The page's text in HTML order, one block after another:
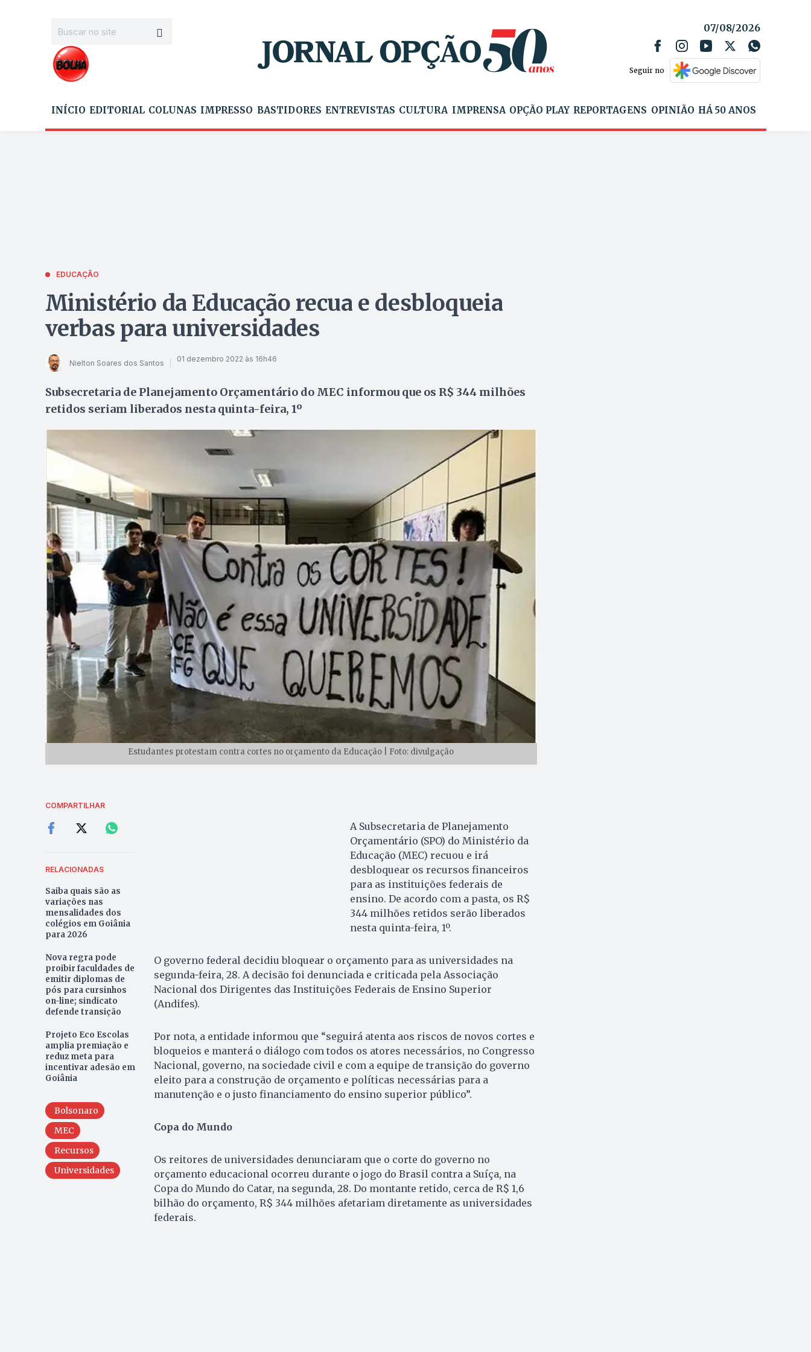
07/08/2026
Seguir no
INÍCIO EDITORIAL COLUNAS IMPRESSO BASTIDORES ENTREVISTAS CULTURA IMPRENSA OPÇÃO PLAY REPORTAGENS OPINIÃO HÁ 50 ANOS
EDUCAÇÃO
Ministério da Educação recua e desbloqueia
verbas para universidades
Nielton Soares dos Santos 01 dezembro 2022 às 16h46
Subsecretaria de Planejamento Orçamentário do MEC informou que os R$ 344 milhões
retidos seriam liberados nesta quinta-feira, 1º
Estudantes protestam contra cortes no orçamento da Educação | Foto: divulgação
COMPARTILHAR
RELACIONADAS
Saiba quais são as
variações nas
mensalidades dos
colégios em Goiânia
para 2026
Nova regra pode
proibir faculdades de
emitir diplomas de
pós para cursinhos
on-line; sindicato
defende transição
Projeto Eco Escolas
amplia premiação e
reduz meta para
incentivar adesão em
Goiânia
Bolsonaro
MEC
Recursos
Universidades
A Subsecretaria de Planejamento
Orçamentário (SPO) do Ministério da
Educação (MEC) recuou e irá
desbloquear os recursos financeiros
para as instituições federais de
ensino. De acordo com a pasta, os R$
344 milhões retidos serão liberados
nesta quinta-feira, 1º.
O governo federal decidiu bloquear o orçamento para as universidades na
segunda-feira, 28. A decisão foi denunciada e criticada pela Associação
Nacional dos Dirigentes das Instituições Federais de Ensino Superior
(Andifes).
Por nota, a entidade informou que “seguirá atenta aos riscos de novos cortes e
bloqueios e manterá o diálogo com todos os atores necessários, no Congresso
Nacional, governo, na sociedade civil e com a equipe de transição do governo
eleito para a construção de orçamento e políticas necessárias para a
manutenção e o justo financiamento do ensino superior público”.
Copa do Mundo
Os reitores de universidades denunciaram que o corte do governo no
orçamento educacional ocorreu durante o jogo do Brasil contra a Suíça, na
Copa do Mundo do Catar, na segunda, 28. Do montante retido, cerca de R$ 1,6
bilhão do orçamento, R$ 344 milhões afetariam diretamente as universidades
federais.